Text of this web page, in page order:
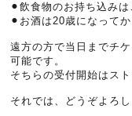
⚫︎飲食物のお持ち込み
⚫︎お酒は20歳になってか
遠方の方で当日までチ
可能です。
そちらの受付開始はス
それでは、どうぞよろ